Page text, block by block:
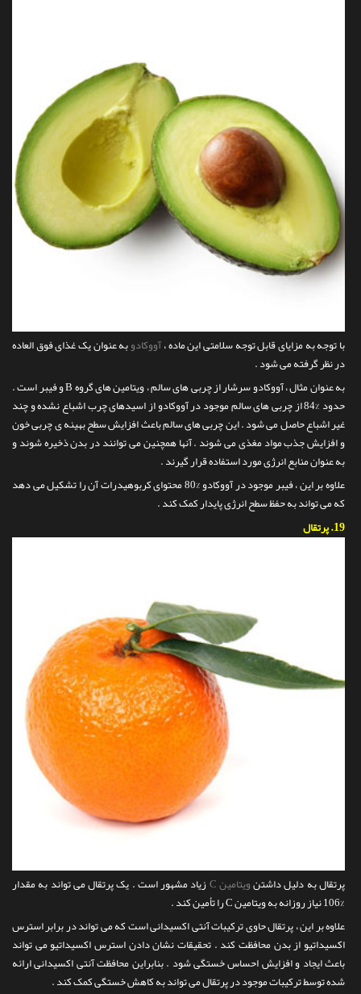
با توجه به مزایای قابل توجه سلامتی این ماده ،آووکادوبه عنوان یک غذای فوق العاده
در نظر گرفته می شود .
به عنوان مثال ، آووکادو سرشار از چربی های سالم ، ویتامین های گروه B و فیبر است .
حدود %84 از چربی های سالم موجود در آووکادو از اسیدهای چرب اشباع نشده و چند
غیر اشباع حاصل می شود . این چربی های سالم باعث افزایش سطح بهینه ی چربی خون
و افزایش جذب مواد مغذی می شوند . آنها همچنین می توانند در بدن ذخیره شوند و
به عنوان منابع انرژی مورد استفاده قرار گیرند .
علاوه بر این ، فیبر موجود در آووکادو %80 محتوای کربوهیدرات آن را تشکیل می دهد
که می تواند به حفظ سطح انرژی پایدار کمک کند .
19. پرتقال
پرتقال به دلیل داشتنویتامین C
زیاد مشهور است . یک پرتقال می تواند به مقدار
%106 نیاز روزانه به ویتامین C را تأمین کند .
علاوه بر این ، پرتقال حاوی ترکیبات آنتی اکسیدانی است که می تواند در برابر استرس
اکسیداتیو از بدن محافظت کند . تحقیقات نشان دادن استرس اکسیداتیو می تواند
باعث ایجاد و افزایش احساس خستگی شود . بنابراین محافظت آنتی اکسیدانی ارائه
شده توسط ترکیبات موجود در پرتقال می تواند به کاهش خستگی کمک کند .